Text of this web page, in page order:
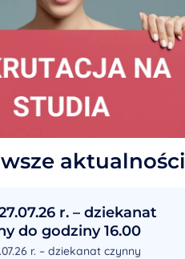
aktualności
r. – dziekanat
do godziny 16.00
r. – dziekanat czynny